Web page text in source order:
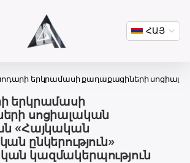
ՀԱՅ
երկրամասի քաղաքացիների
երկրամասի
սոցիալական
«Հայկական
ընկերություն»
կազմակերպություն